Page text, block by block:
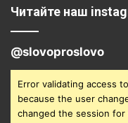
Читайте наш
@slovoproslovo
Error validating access
because the user
changed the session for